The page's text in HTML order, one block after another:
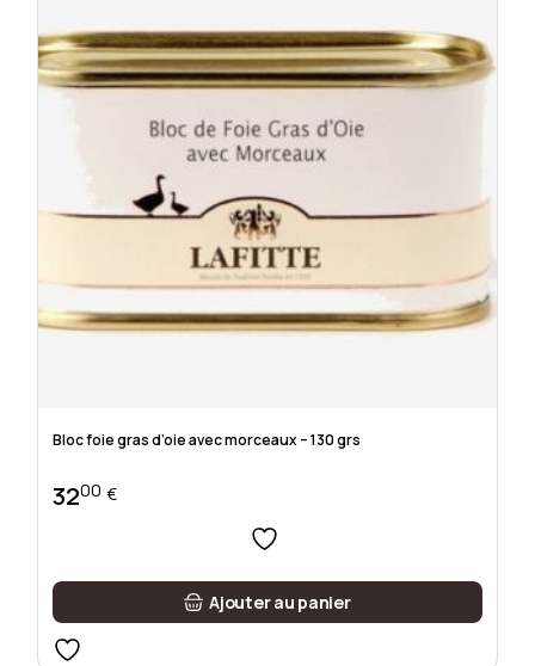
Bloc foie gras d’oie avec morceaux – 130 grs
3200 €
Ajouter au panier